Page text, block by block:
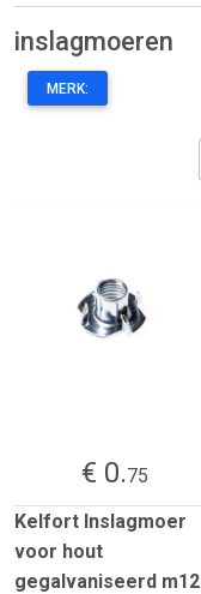
inslagmoeren
MERK:
€ 0.75
Kelfort Inslagmoer
voor hout
gegalvaniseerd m12